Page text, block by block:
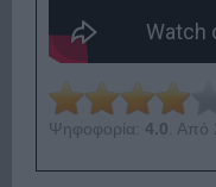
Ψηφοφορία: 4.0 .